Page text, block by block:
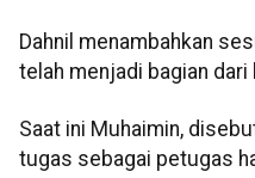
Dahnil menambahkan
telah menjadi bagian
Saat ini Muhaimin,
tugas sebagai petugas